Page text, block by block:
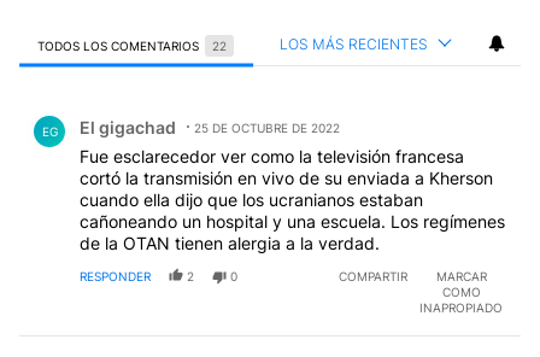
TODOS LOS COMENTARIOS 22 LOS MÁS RECIENTES
EG El gigachad 25 DE OCTUBRE DE 2022
Fue esclarecedor ver como la televisión francesa
cortó la transmisión en vivo de su enviada a Kherson
cuando ella dijo que los ucranianos estaban
cañoneando un hospital y una escuela. Los regímenes
de la OTAN tienen alergia a la verdad.
RESPONDER 2 0 COMPARTIR
MARCAR
COMO
INAPROPIADO